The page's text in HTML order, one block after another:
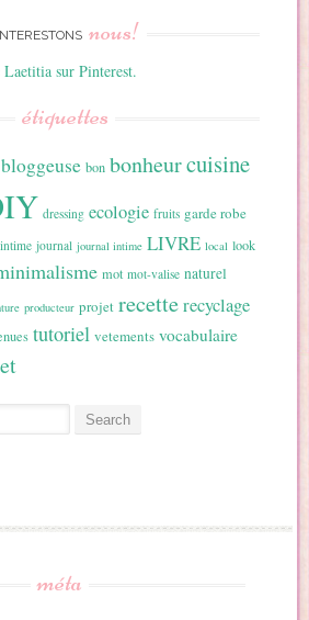
nous!
sur Pinterest.
étiquettes
bloggeuse bon bonheurcuisine
dressing ecologie fruits garde robe
intime journal journal intime LIVRE local look
mot mot-valise naturel
producteur projet recetterecyclage
tutoriel vetements vocabulaire
méta